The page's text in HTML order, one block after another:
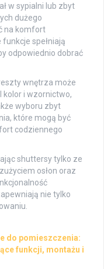
w sypialni lub zbyt
dużego
na komfort
spełniają
odpowiednio dobrać
wnętrza może
kolor i wzornictwo,
wyboru zbyt
które mogą być
codziennego
shuttersy tylko ze
osłon oraz
nie tylko
do pomieszczenia:
funkcji, montażu i